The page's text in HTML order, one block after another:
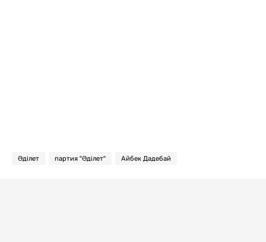
Әділет партия "Әділет" Айбек Дадебай